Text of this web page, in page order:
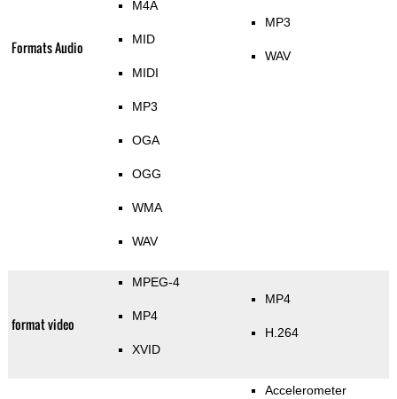
Formats Audio
M4A
MID
MIDI
MP3
OGA
OGG
WMA
WAV
MP3
WAV
format video
MPEG-4
MP4
XVID
MP4
H.264
Accelerometer